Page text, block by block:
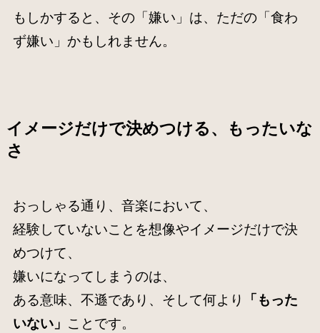
もしかすると、その「嫌い」は、ただの「食わ
ず嫌い」かもしれません。
イメージだけで決めつける、もったいな
さ
おっしゃる通り、音楽において、
経験していないことを想像やイメージだけで決
めつけて、
嫌いになってしまうのは、
ある意味、不遜であり、そして何より
「もった
いない」 ことです。